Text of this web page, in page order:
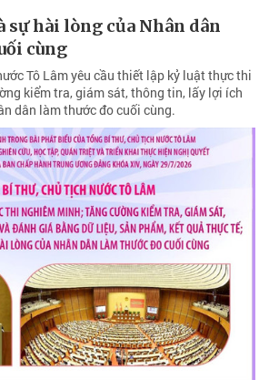
sự hài lòng của Nhân dân
cùng
Tô Lâm yêu cầu thiết lập kỷ luật thực thi
kiểm tra, giám sát, thông tin, lấy lợi ích
dân làm thước đo cuối cùng.